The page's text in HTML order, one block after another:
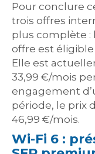
Pour conclure
trois offres
plus complète :
offre est éligible
Elle est
33,99 €/mois
engagement
période, le prix
46,99 €/mois.
Wi-Fi 6 :